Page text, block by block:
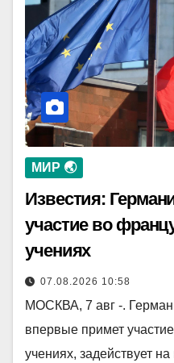
МИР 🌏
Известия:
участие во
учениях
07.08.2026 10:58
МОСКВА, 7 авг -.
впервые примет
учениях, задействует